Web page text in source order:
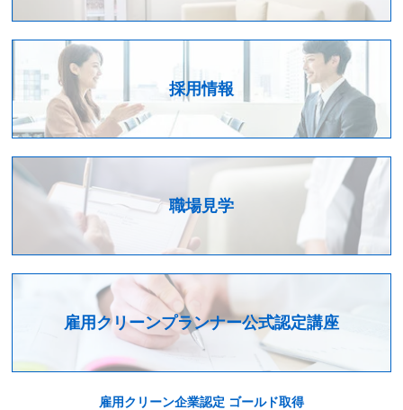
採用情報
職場見学
雇用クリーンプランナー公式認定講座
雇用クリーン企業認定 ゴールド取得